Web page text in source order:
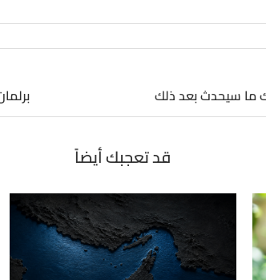
ما سيحدث بعد ذلك
قد تعجبك أيضاً